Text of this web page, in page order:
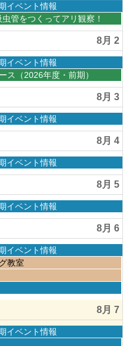
イベント情報
管をつくってアリ観察！
8月 2
イベント情報
（2026年度・前期）
8月 3
イベント情報
8月 4
イベント情報
8月 5
イベント情報
8月 6
イベント情報
教室
8月 7
イベント情報